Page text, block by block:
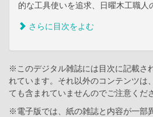
的な工具使いを追求、日曜木工職人
さらに目次をよむ
※このデジタル雑誌には目次に記載さ
れています。それ以外のコンテンツは
ても含まれていませんのでご注意くだ
※電子版では、紙の雑誌と内容が一部